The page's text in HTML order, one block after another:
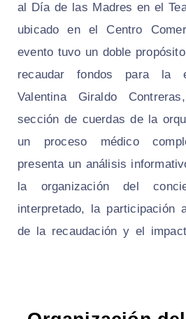
al Día de las Madres en el
ubicado en el Centro
evento tuvo un doble
recaudar fondos para la
Valentina Giraldo
sección de cuerdas de la
un proceso médico
presenta un análisis
la organización del
interpretado, la participación
de la recaudación y el